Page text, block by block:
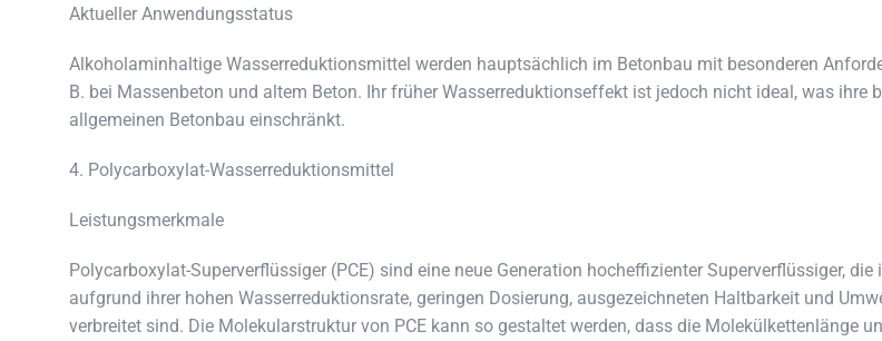
Aktueller Anwendungsstatus
Alkoholaminhaltige Wasserreduktionsmittel werden hauptsächlich im Betonbau mit besonderen
B. bei Massenbeton und altem Beton. Ihr früher Wasserreduktionseffekt ist jedoch nicht ideal, was ihre
allgemeinen Betonbau einschränkt.
4. Polycarboxylat-Wasserreduktionsmittel
Leistungsmerkmale
Polycarboxylat-Superverflüssiger (PCE) sind eine neue Generation hocheffizienter Superverflüssiger,
aufgrund ihrer hohen Wasserreduktionsrate, geringen Dosierung, ausgezeichneten Haltbarkeit und
verbreitet sind. Die Molekularstruktur von PCE kann so gestaltet werden, dass die Molekülkettenlänge